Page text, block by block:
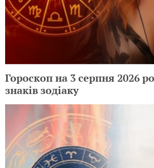
Гороскоп на 3 серпня 2026
знаків зодіаку